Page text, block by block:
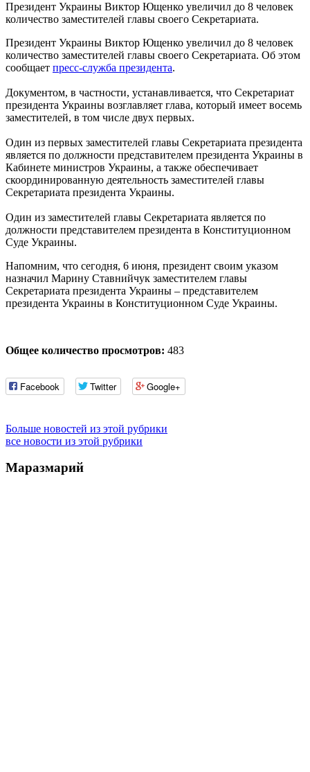
Президент Украины Виктор Ющенко увеличил до 8 человек
количество заместителей главы своего Секретариата.
Президент Украины Виктор Ющенко увеличил до 8 человек
количество заместителей главы своего Секретариата. Об этом
сообщает пресс-служба президента.
Документом, в частности, устанавливается, что Секретариат
президента Украины возглавляет глава, который имеет восемь
заместителей, в том числе двух первых.
Один из первых заместителей главы Секретариата президента
является по должности представителем президента Украины в
Кабинете министров Украины, а также обеспечивает
скоординированную деятельность заместителей главы
Секретариата президента Украины.
Один из заместителей главы Секретариата является по
должности представителем президента в Конституционном
Суде Украины.
Напомним, что сегодня, 6 июня, президент своим указом
назначил Марину Ставнийчук заместителем главы
Секретариата президента Украины – представителем
президента Украины в Конституционном Суде Украины.
Общее количество просмотров: 483
Facebook Twitter Google+
Больше новостей из этой рубрики
все новости из этой рубрики
Маразмарий